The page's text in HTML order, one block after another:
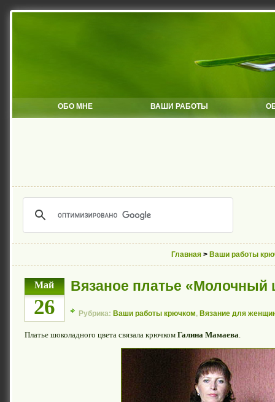
ОБО МНЕ ВАШИ РАБОТЫ
Главная > Ваши работы
Май
26
Вязаное платье «Молочный
Рубрика: Ваши работы крючком, Вязание для
Платье шоколадного цвета связала крючком Галина Мамаева.